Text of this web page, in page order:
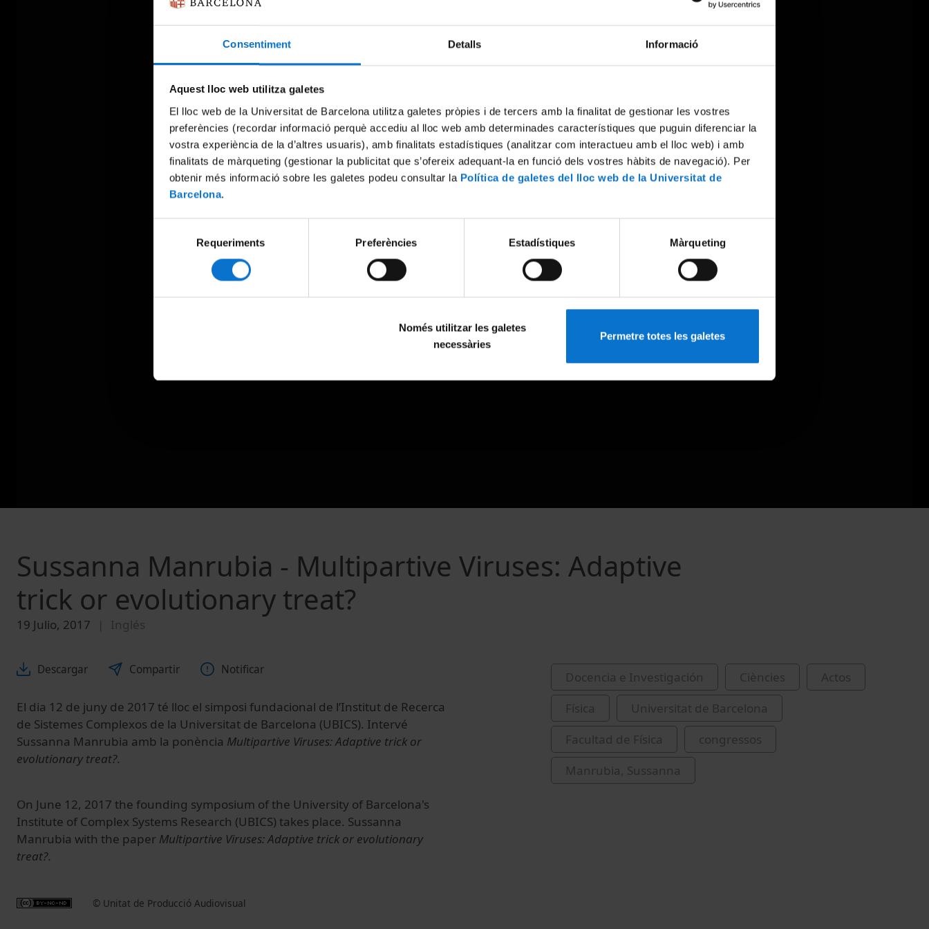
Consentiment Detalls Informació
Aquest lloc web utilitza galetes
El lloc web de la Universitat de Barcelona utilitza galetes pròpies i de tercers amb la finalitat de gestionar les vostres
preferències (recordar informació perquè accediu al lloc web amb determinades característiques que puguin diferenciar la
vostra experiència de la d’altres usuaris), amb finalitats estadístiques (analitzar com interactueu amb el lloc web) i amb
finalitats de màrqueting (gestionar la publicitat que s’ofereix adequant-la en funció dels vostres hàbits de navegació). Per
obtenir més informació sobre les galetes podeu consultar la Política de galetes del lloc web de la Universitat de
Barcelona.
consentiment
Requeriments Preferències Estadístiques Màrqueting
Només utilitzar les galetes
necessàries
Permetre totes les galetes
Try again
Sussanna Manrubia - Multipartive Viruses: Adaptive
trick or evolutionary treat?
19 Julio, 2017 Inglés
Descargar Compartir Notificar
El dia 12 de juny de 2017 té lloc el simposi fundacional de l’Institut de Recerca
de Sistemes Complexos de la Universitat de Barcelona (UBICS). Intervé
Sussanna Manrubia amb la ponència Multipartive Viruses: Adaptive trick or
evolutionary treat?.
On June 12, 2017 the founding symposium of the University of Barcelona's
Institute of Complex Systems Research (UBICS) takes place. Sussanna
Manrubia with the paper Multipartive Viruses: Adaptive trick or evolutionary
treat?.
© Unitat de Producció Audiovisual
Docencia e Investigación Ciències
Actos
Física
Universitat de Barcelona
Facultad de Física
congressos
Manrubia, Sussanna